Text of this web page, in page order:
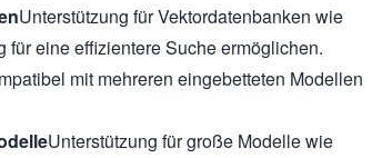
Unterstützung für Vektordatenbanken wie
eine effizientere Suche ermöglichen.
mit mehreren eingebetteten Modellen
Unterstützung für große Modelle wie